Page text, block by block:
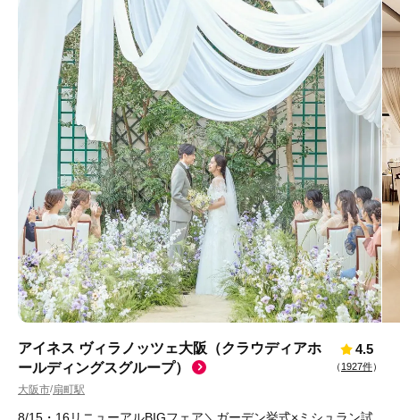
アイネス ヴィラノッツェ大阪（クラウディアホ
ールディングスグループ）
大阪市/扇町駅
4.5
（ 1927件）
8/15・16リニューアルBIGフェア＼ガーデン挙式×ミシュラン試